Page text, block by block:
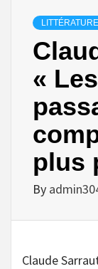
LITTÉRATURE
«
plus
By
Claude